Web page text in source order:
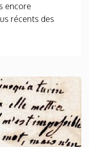
encore
récents des